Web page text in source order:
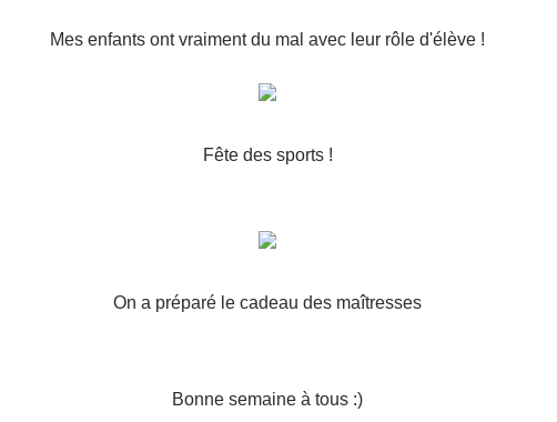
Mes enfants ont vraiment du mal avec leur rôle d'élève !
Fête des sports !
On a préparé le cadeau des maîtresses
Bonne semaine à tous :)